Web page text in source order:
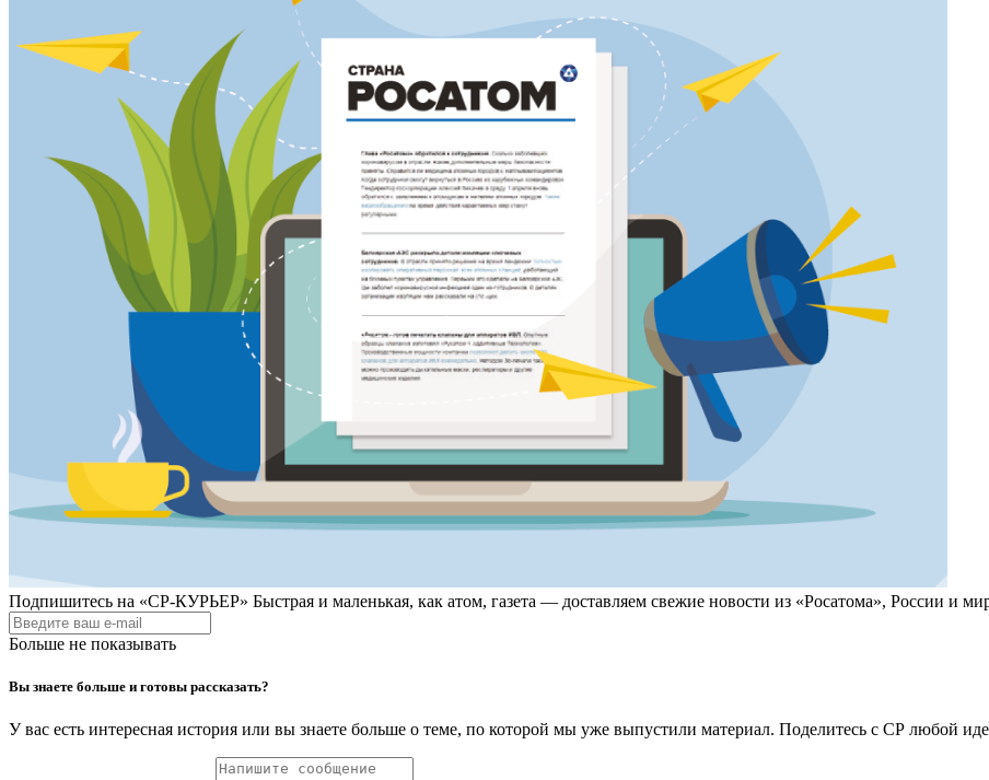
Подпишитесь на «СР-КУРЬЕР» Быстрая и маленькая, как атом, газета — доставляем свежие новости из «Росатома», России и
Больше не показывать
Вы знаете больше и готовы рассказать?
У вас есть интересная история или вы знаете больше о теме, по которой мы уже выпустили материал. Поделитесь с СР любой